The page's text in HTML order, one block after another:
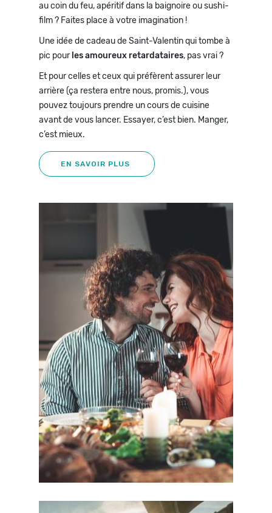
au coin du feu, apéritif dans la baignoire ou sushi-
film ? Faites place à votre imagination !
Une idée de cadeau de Saint-Valentin qui tombe à
pic pour les amoureux retardataires, pas vrai ?
Et pour celles et ceux qui préfèrent assurer leur
arrière (ça restera entre nous, promis.), vous
pouvez toujours prendre un cours de cuisine
avant de vous lancer. Essayer, c’est bien. Manger,
c’est mieux.
EN SAVOIR PLUS